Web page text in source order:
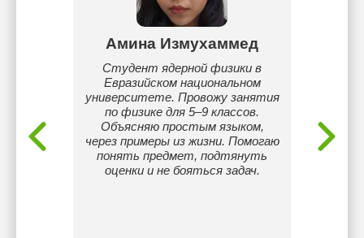
Амина Измухаммед
Студент ядерной физики в
Евразийском национальном
университете. Провожу занятия
по физике для 5–9 классов.
Объясняю простым языком,
через примеры из жизни. Помогаю
понять предмет, подтянуть
оценки и не бояться задач.